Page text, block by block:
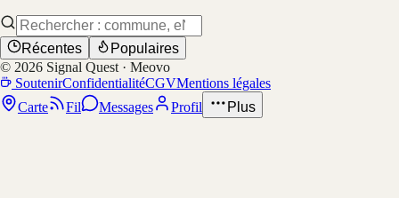
Récentes
Populaires
© 2026 Signal Quest · Meovo
SoutenirConfidentialitéCGVMentions légales
Carte
Fil Messages Profil Plus